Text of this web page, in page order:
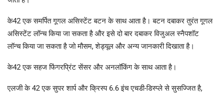
के42 एक समर्पित गूगल असिस्टेंट बटन के साथ आता है। बटन दबाकर तुरंत गूगल
असिस्टेंट लॉन्च किया जा सकता है और इसे दो बार दबाकर विजुअल स्नैपशॉट
लॉन्च किया जा सकता है जो मौसम, शेड्यूल और अन्य जानकारी दिखाता है।
के42 एक सहज फिंगरप्रिंट सेंसर और अनलॉकिंग के साथ आता है।
एलजी के 42 एक सुपर शार्प और क्रिस्प 6.6 इंच एचडी-डिस्प्ले से सुसज्जित है,